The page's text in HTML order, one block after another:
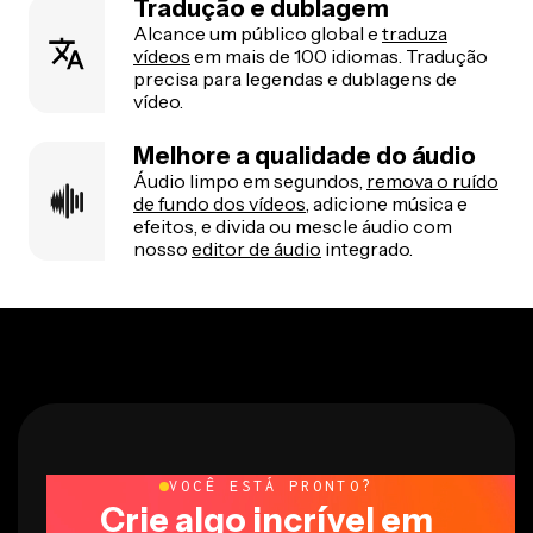
Tradução e dublagem
Alcance um público global e traduza
vídeos em mais de 100 idiomas. Tradução
precisa para legendas e dublagens de
vídeo.
Melhore a qualidade do áudio
Áudio limpo em segundos, remova o ruído
de fundo dos vídeos , adicione música e
efeitos, e divida ou mescle áudio com
nosso editor de áudio integrado.
VOCÊ ESTÁ PRONTO?
Crie algo incrível em